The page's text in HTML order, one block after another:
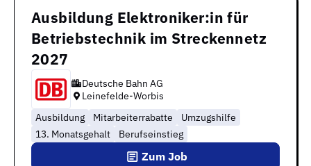
Ausbildung Elektroniker:in für
Betriebstechnik im Streckennetz
2027
Deutsche Bahn AG
Leinefelde-Worbis
Ausbildung
Mitarbeiterrabatte
Umzugshilfe
13. Monatsgehalt
Berufseinstieg
Zum Job